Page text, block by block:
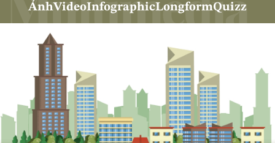
ẢnhVideoInfographicLongformQuizz